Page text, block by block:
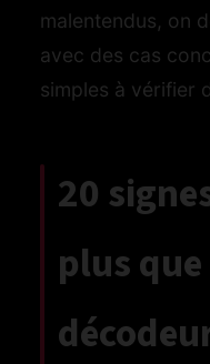
malentendus, on
avec des cas
simples à vérifier
20
plus